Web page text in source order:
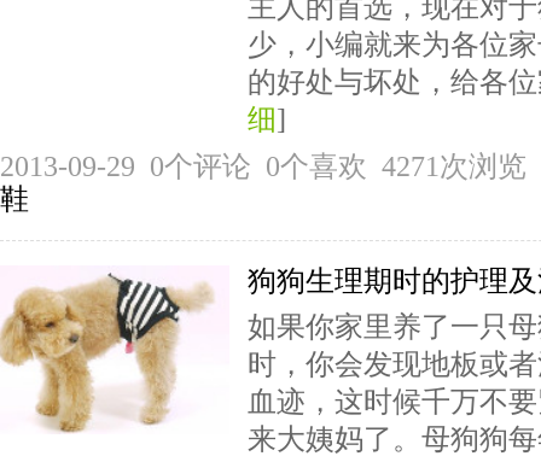
主人的首选，现在对
少，小编就来为各位
的好处与坏处，给各
细]
2013-09-29 0个评论 0个喜欢 4271次浏
鞋
狗狗生理期时的护理
如果你家里养了一只
时，你会发现地板或
血迹，这时候千万不
来大姨妈了。母狗狗